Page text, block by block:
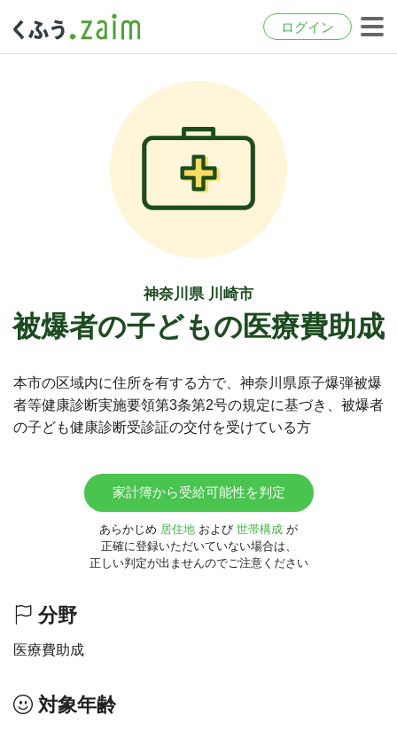
ログイン
神奈川県 川崎市
被爆者の子どもの医療費助成
本市の区域内に住所を有する方で、神奈川県原子爆弾被爆
者等健康診断実施要領第3条第2号の規定に基づき、被爆者
の子ども健康診断受診証の交付を受けている方
家計簿から受給可能性を判定
あらかじめ 居住地 および 世帯構成 が
正確に登録いただいていない場合は、
正しい判定が出ませんのでご注意ください
分野
医療費助成
対象年齢